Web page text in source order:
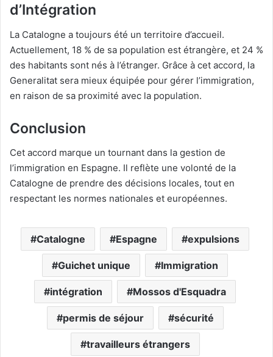
d’Intégration
La Catalogne a toujours été un territoire d’accueil.
Actuellement, 18 % de sa population est étrangère, et 24 %
des habitants sont nés à l’étranger. Grâce à cet accord, la
Generalitat sera mieux équipée pour gérer l’immigration,
en raison de sa proximité avec la population.
Conclusion
Cet accord marque un tournant dans la gestion de
l’immigration en Espagne. Il reflète une volonté de la
Catalogne de prendre des décisions locales, tout en
respectant les normes nationales et européennes.
Catalogne Espagne expulsions
Guichet unique Immigration
intégration Mossos d'Esquadra
permis de séjour sécurité
travailleurs étrangers